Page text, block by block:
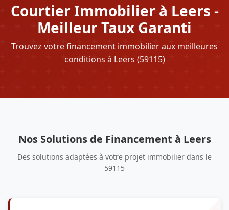
Courtier Immobilier à Leers -
Meilleur Taux Garanti
Trouvez votre financement immobilier aux meilleures
conditions à Leers (59115)
Nos Solutions de Financement à Leers
Des solutions adaptées à votre projet immobilier dans le
59115